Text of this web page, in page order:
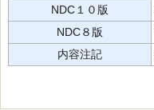
NDC１０版
NDC８版
内容注記